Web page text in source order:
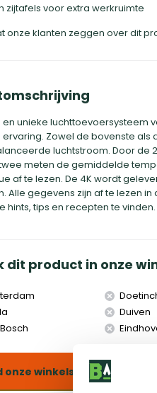
zijtafels voor extra werkruimte
onze klanten zeggen over dit
en unieke luchttoevoersysteem
ervaring. Zowel de bovenste
luchtstroom. Door de
meten de gemiddelde
af te lezen. De 4K wordt
Alle gegevens zijn af te lezen
hints, tips en recepten te vinden.
dit product in onze
Duiven
onze winkels